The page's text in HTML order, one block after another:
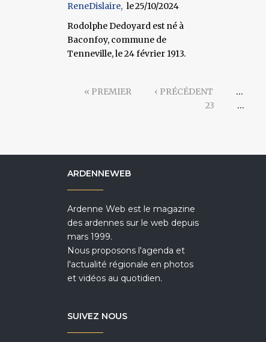
ReneDislaire
25/10/2024
Rodolphe Dedoyard est né à
Baconfoy, commune de
Tenneville, le 24 février 1913.
« PREMIER ‹ PRÉCÉDENT …
23
…
ARDENNEWEB
Ardenne Web est le magazine
des ardennes sur le web depuis
mars 1999.
Nous proposons l'agenda et
l'actualité régionale en photos
et vidéos au quotidien.
SUIVEZ NOUS